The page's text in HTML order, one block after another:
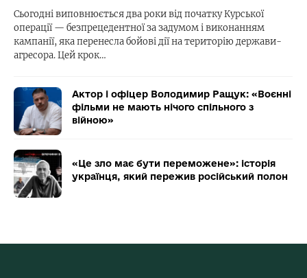
Сьогодні виповнюється два роки від початку Курської
операції — безпрецедентної за задумом і виконанням
кампанії, яка перенесла бойові дії на територію держави-
агресора. Цей крок…
Актор і офіцер Володимир Ращук: «Воєнні
фільми не мають нічого спільного з
війною»
«Це зло має бути переможене»: історія
українця, який пережив російський полон